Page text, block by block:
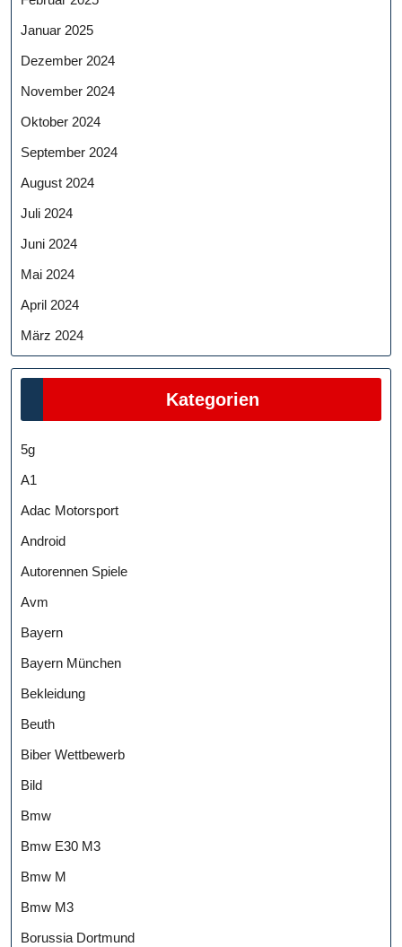
Januar 2025
Dezember 2024
November 2024
Oktober 2024
September 2024
August 2024
Juli 2024
Juni 2024
Mai 2024
April 2024
März 2024
Kategorien
5g
A1
Adac Motorsport
Android
Autorennen Spiele
Avm
Bayern
Bayern München
Bekleidung
Beuth
Biber Wettbewerb
Bild
Bmw
Bmw E30 M3
Bmw M
Bmw M3
Borussia Dortmund